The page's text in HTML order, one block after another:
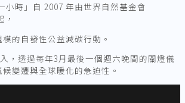
小時」自 2007 年由世界自然基金會
，
的自發性公益減碳行動。
，透過每年3月最後一個週六晚間的關燈儀
變遷與全球暖化的急迫性。